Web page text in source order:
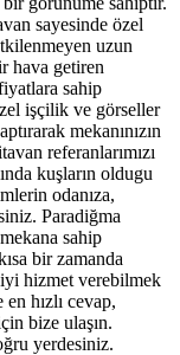
sayesinde özel
uzun
hava getiren
sahip
işçilik ve görseller
mekanınızın
referanlarımızı
kuşların oldugu
odanıza,
Paradiğma
sahip
bir zamanda
iyi hizmet verebilmek
hızlı cevap,
bize ulaşın.
yerdesiniz.